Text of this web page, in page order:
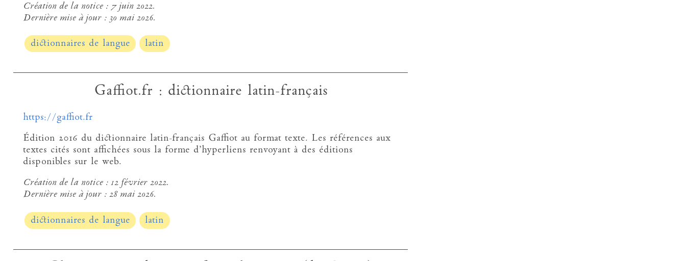
Création de la notice : 7 juin 2022.
Dernière mise à jour : 30 mai 2026.
dictionnaires de langue latin
Gaffiot.fr : dictionnaire latin-français
https://gaffiot.fr
Édition 2016 du dictionnaire latin-français Gaffiot au format texte. Les références aux
textes cités sont affichées sous la forme d’hyperliens renvoyant à des éditions
disponibles sur le web.
Création de la notice : 12 février 2022.
Dernière mise à jour : 28 mai 2026.
dictionnaires de langue latin